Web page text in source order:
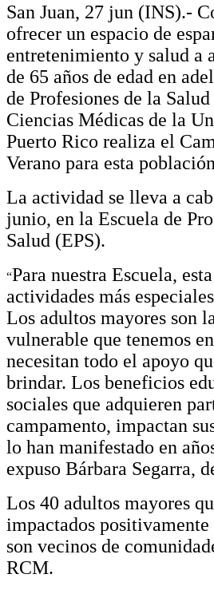
San Juan, 27 jun (INS).-
ofrecer un espacio de
entretenimiento y salud a
de 65 años de edad en
de Profesiones de la
Ciencias Médicas de la
Puerto Rico realiza el
Verano para esta
La actividad se lleva a
junio, en la Escuela de
Salud (EPS).
“Para nuestra Escuela,
actividades más
Los adultos mayores son
vulnerable que tenemos
necesitan todo el apoyo
brindar. Los beneficios
sociales que adquieren
campamento, impactan
lo han manifestado en
expuso Bárbara Segarra,
Los 40 adultos mayores
impactados
son vecinos de
RCM.